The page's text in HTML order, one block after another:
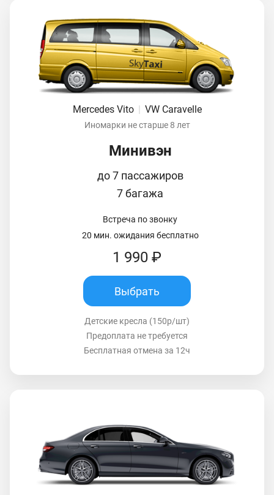
Mercedes Vito VW Caravelle
Иномарки не старше 8 лет
Минивэн
до 7 пассажиров
7 багажа
Встреча по звонку
20 мин. ожидания бесплатно
1 990 ₽
Выбрать
Детские кресла (150р/шт)
Предоплата не требуется
Бесплатная отмена за 12ч